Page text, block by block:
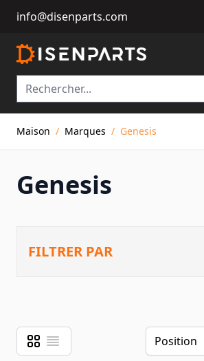
info@disenparts.com
Maison / Marques / Genesis
Genesis
FILTRER PAR
Afficher en
GrilleListe